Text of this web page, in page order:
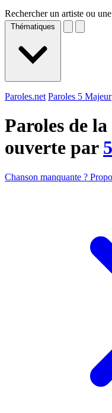
Rechercher un artiste ou
Thématiques
Paroles.net Paroles 5 Majeur
Paroles de
ouverte par
Chanson manquante ?